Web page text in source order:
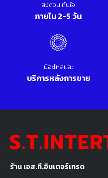
ร้าน เอส.ที.อินเตอร์เทรด
ส่งด่วน ทันใจ
ภายใน 2-5 วัน
มีอะไหล่และ
บริการหลังการขาย